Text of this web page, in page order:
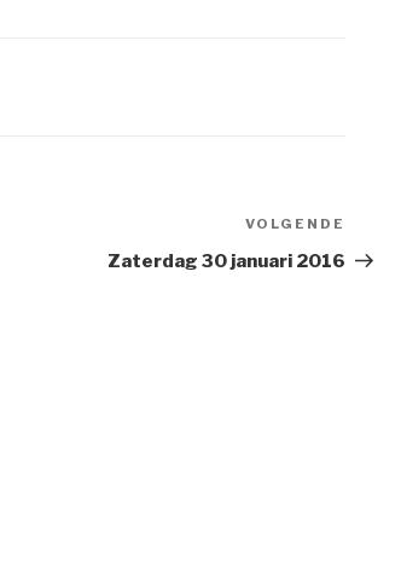
VOLGENDE
Zaterdag 30 januari 2016